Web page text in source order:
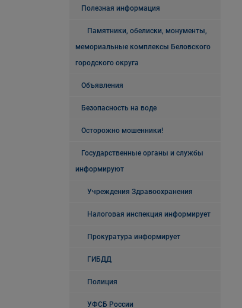
Полезная информация
Памятники, обелиски, монументы,
мемориальные комплексы Беловского
городского округа
Объявления
Безопасность на воде
Осторожно мошенники!
Государственные органы и службы
информируют
Учреждения Здравоохранения
Налоговая инспекция информирует
Прокуратура информирует
ГИБДД
Полиция
УФСБ России